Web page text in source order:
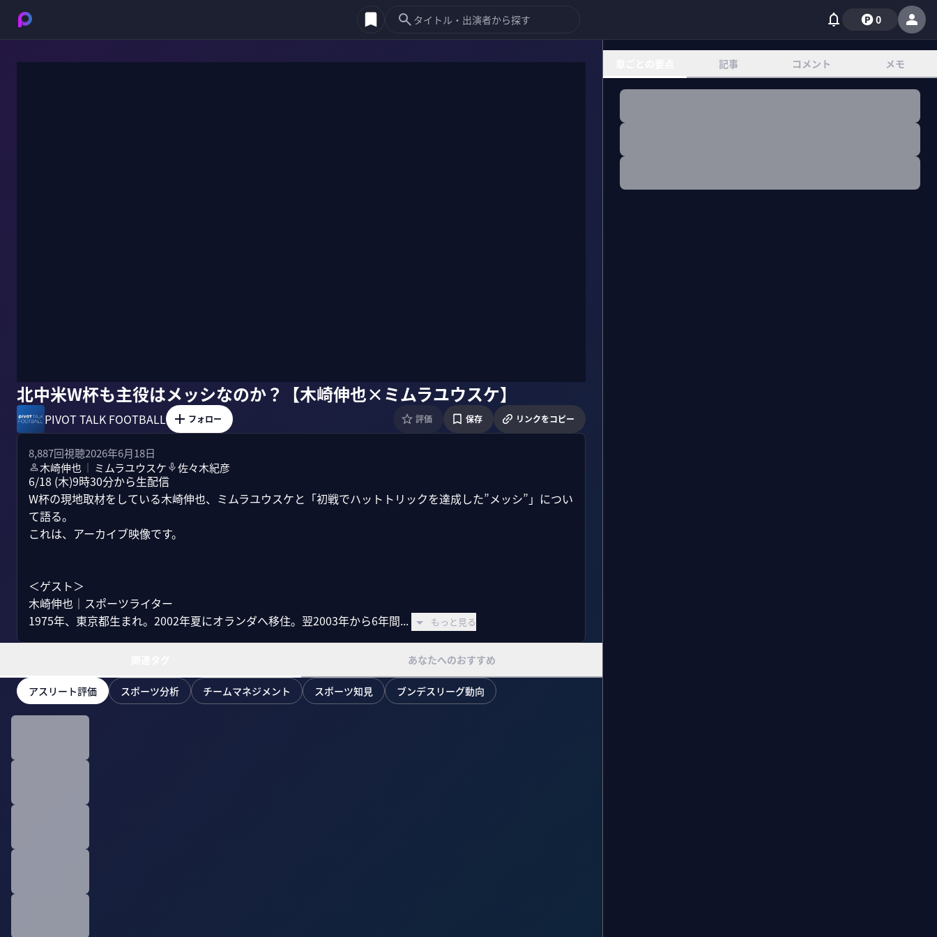
0
北中米W杯も主役はメッシなのか？【木崎伸也×ミムラユウスケ】
PIVOT TALK FOOTBALL フォロー 評価 保存 リンクをコピー
8,887回視聴2026年6月18日
木崎伸也 ｜ ミムラユウスケ 佐々木紀彦
6/18 (木)9時30分から生配信
W杯の現地取材をしている木崎伸也、ミムラユウスケと「初戦でハットトリックを達成した”メッシ”」につい
て語る。
これは、アーカイブ映像です。
＜ゲスト＞
木崎伸也｜スポーツライター
1975年、東京都生まれ。2002年夏にオランダへ移住。翌2003年から6年間...
もっと見る
あなたへのおすすめ
アスリート評価 スポーツ分析 チームマネジメント スポーツ知見 ブンデスリーグ動向
記事 コメント メモ